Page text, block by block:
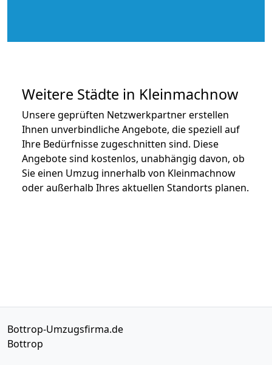
Weitere Städte in Kleinmachnow
Unsere geprüften Netzwerkpartner erstellen
Ihnen unverbindliche Angebote, die speziell auf
Ihre Bedürfnisse zugeschnitten sind. Diese
Angebote sind kostenlos, unabhängig davon, ob
Sie einen Umzug innerhalb von Kleinmachnow
oder außerhalb Ihres aktuellen Standorts planen.
Bottrop-Umzugsfirma.de
Bottrop